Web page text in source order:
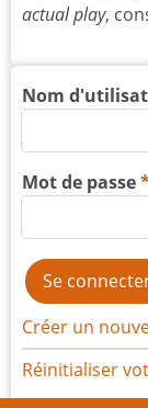
actual play,
Nom
Mot de passe
Créer un
Réinitialiser